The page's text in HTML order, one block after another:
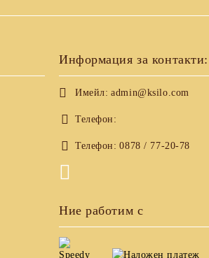
Информация за контакти:
Имейл: admin@ksilo.com
Телефон:
Телефон: 0878 / 77-20-78
Ние работим с